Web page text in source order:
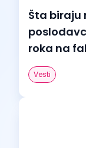
Šta biraju
roka na
Vesti